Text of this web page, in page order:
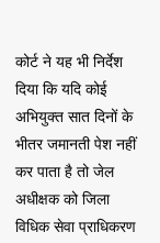
कोर्ट ने यह भी निर्देश
दिया कि यदि कोई
अभियुक्त सात दिनों के
भीतर जमानती पेश नहीं
कर पाता है तो जेल
अधीक्षक को जिला
विधिक सेवा प्राधिकरण